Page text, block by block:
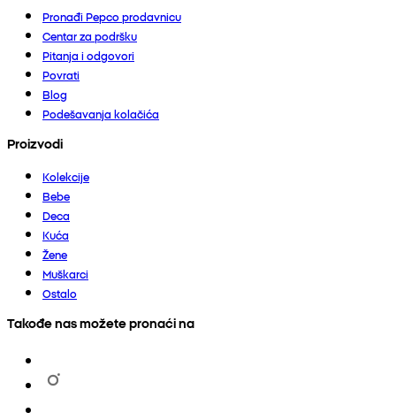
Pronađi Pepco prodavnicu
Centar za podršku
Pitanja i odgovori
Povrati
Blog
Podešavanja kolačića
Proizvodi
Kolekcije
Bebe
Deca
Kuća
Žene
Muškarci
Ostalo
Takođe nas možete pronaći na